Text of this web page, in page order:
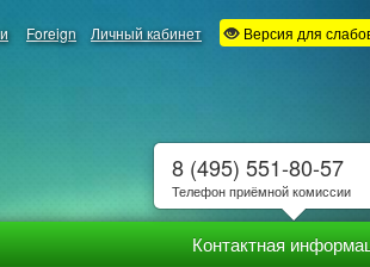
Foreign Личный кабинет Версия для
Контактная
8 (495) 551-80-57
Телефон приёмной комиссии